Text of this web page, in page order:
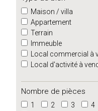
Maison / villa
Appartement
Terrain
Immeuble
Local commercial à
Local d'activité à
Nombre de pièces
1 2 3
4